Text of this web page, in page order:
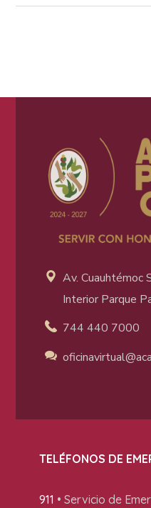
Av. Cuauhtémoc
Interior Parque
744 440 7000
TELÉFONOS DE
911 • Servicio de